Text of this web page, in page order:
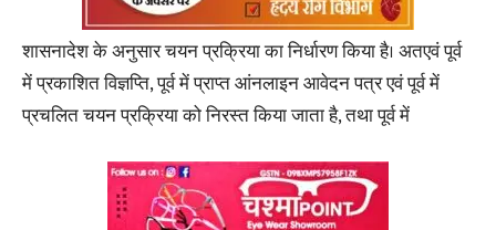
शासनादेश के अनुसार चयन प्रक्रिया का निर्धारण किया है। अतएवं पूर्व
में प्रकाशित विज्ञप्ति, पूर्व में प्राप्त आंनलाइन आवेदन पत्र एवं पूर्व में
प्रचलित चयन प्रक्रिया को निरस्त किया जाता है, तथा पूर्व में